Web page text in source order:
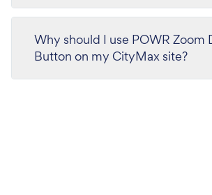
Why should I use POWR Zoom
Button on my CityMax site?